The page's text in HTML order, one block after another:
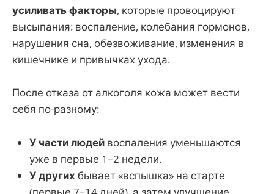
усиливать факторы, которые провоцируют
высыпания: воспаление, колебания гормонов,
нарушения сна, обезвоживание, изменения в
кишечнике и привычках ухода.
После отказа от алкоголя кожа может вести
себя по-разному:
У части людей воспаления уменьшаются
уже в первые 1–2 недели.
У других бывает «вспышка» на старте